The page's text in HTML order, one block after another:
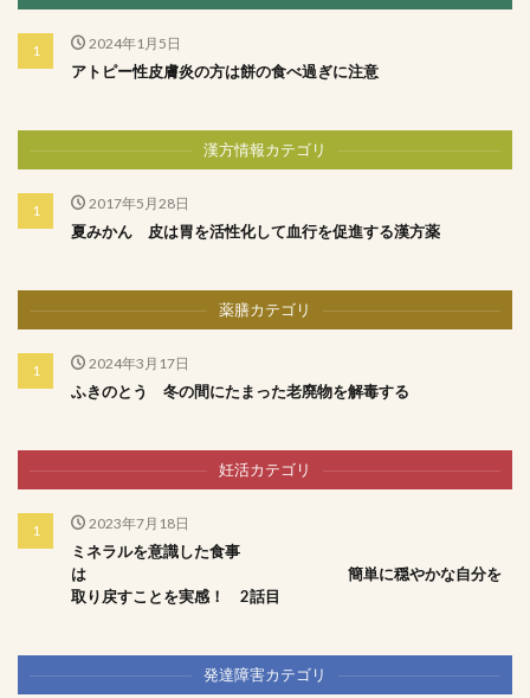
2024年1月5日
アトピー性皮膚炎の方は餅の食べ過ぎに注意
漢方情報カテゴリ
2017年5月28日
夏みかん 皮は胃を活性化して血行を促進する漢方薬
薬膳カテゴリ
2024年3月17日
ふきのとう 冬の間にたまった老廃物を解毒する
妊活カテゴリ
2023年7月18日
ミネラルを意識した食事
は 簡単に穏やかな自分を
取り戻すことを実感！ 2話目
発達障害カテゴリ